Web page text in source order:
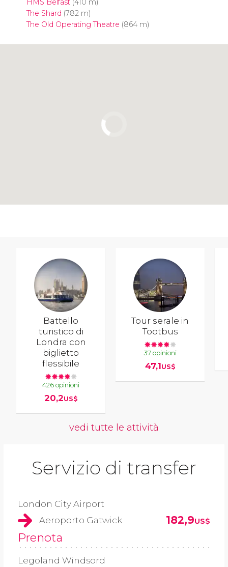
The Shard (782 m)
The Old Operating Theatre (864 m)
Battello
turistico di
Londra con
biglietto
flessibile
426 opinioni
20,2US$
Tour serale in
Tootbus
37 opinioni
47,1US$
vedi tutte le attività
Servizio di transfer
London City Airport
Aeroporto Gatwick
182,9US$
Prenota
Legoland Windsord